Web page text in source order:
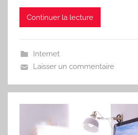
Continuer la lecture
Internet
Laisser un commentaire